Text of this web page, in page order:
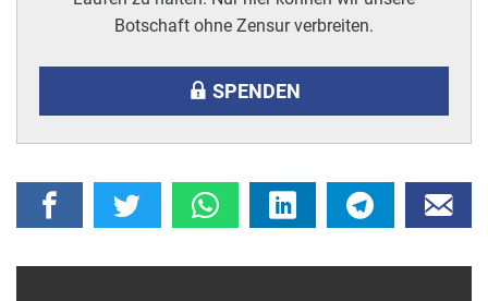
Botschaft ohne Zensur verbreiten.
SPENDEN